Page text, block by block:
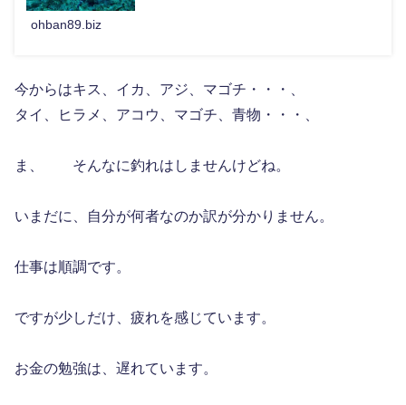
ohban89.biz
今からはキス、イカ、アジ、マゴチ・・・、
タイ、ヒラメ、アコウ、マゴチ、青物・・・、
ま、 そんなに釣れはしませんけどね。
いまだに、自分が何者なのか訳が分かりません。
仕事は順調です。
ですが少しだけ、疲れを感じています。
お金の勉強は、遅れています。